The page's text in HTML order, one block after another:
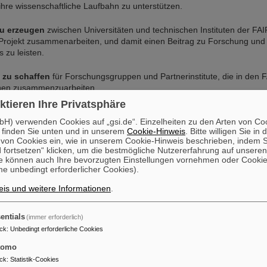
wissenschaftliche Laufbahn zu unterstützen.
erzeugen zwischen Universitäten und technischen Instituten der
zusammenarbeiten, und damit einen Beitrag zu Forschung
zu leisten.
zu schaffen für Forschungsgruppen und Partnerinstitute, die in den
zusammenzuarbeiten.
sind verfügbar auf der FAIR-Website unter
Programm können auch direkt gerichtet werden an
.
Sommerstudierendenprogramm
Sommerstudierendenprogrammrichtet sich an Studierende der
die kurz vor ihrem Studienabschluss stehen. Die Studierenden
führen eigene wissenschaftliche Arbeiten durch. Auf diese Weise
teilnehmen und erhalten eine gute Orientierungshilfe auf ihrer Suche
Studien- oder Diplomarbeiten.
die ESA Weltraumforschung am GSI-Beschleuniger in Darmstadt
Ihre Privatsphäre
verwenden Cookies auf „gsi.de“. Einzelheiten zu den Arten von
Sie unten und in unserem Cookie-Hinweis . Bitte willigen Sie in
Cookies ein, wie in unserem Cookie-Hinweis beschrieben, indem
fortsetzen“ klicken, um die bestmögliche Nutzererfahrung auf
können auch Ihre bevorzugten Einstellungen vornehmen oder
unbedingt erforderlicher Cookies).
und weitere Informationen
(immer erforderlich)
: Unbedingt erforderliche Cookies
: Statistik-Cookies